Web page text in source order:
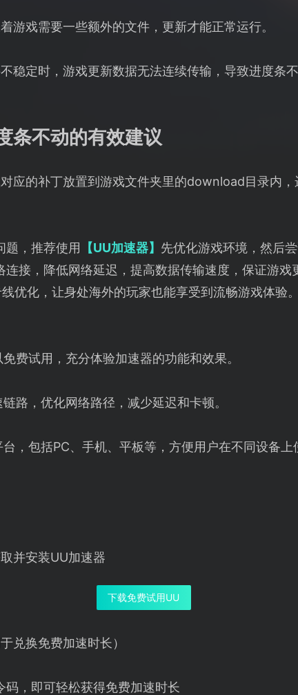
游戏需要一些额外的文件，更新才能正常运行。
稳定时，游戏更新数据无法连续传输，导致进度条
条不动的有效建议
应的补丁放置到游戏文件夹里的download目录内
题，推荐使用 【UU加速器】 先优化游戏环境，然后
连接，降低网络延迟，提高数据传输速度，保证游
优化，让身处海外的玩家也能享受到流畅游戏体验
费试用，充分体验加速器的功能和效果。
路，优化网络路径，减少延迟和卡顿。
，包括PC、手机、平板等，方便用户在不同设备上
并安装UU加速器
下载免费试用UU
兑换免费加速时长）
，即可轻松获得免费加速时长